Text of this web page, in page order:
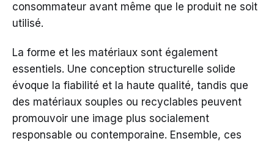
consommateur avant même que le produit ne soit
utilisé.
La forme et les matériaux sont également
essentiels. Une conception structurelle solide
évoque la fiabilité et la haute qualité, tandis que
des matériaux souples ou recyclables peuvent
promouvoir une image plus socialement
responsable ou contemporaine. Ensemble, ces